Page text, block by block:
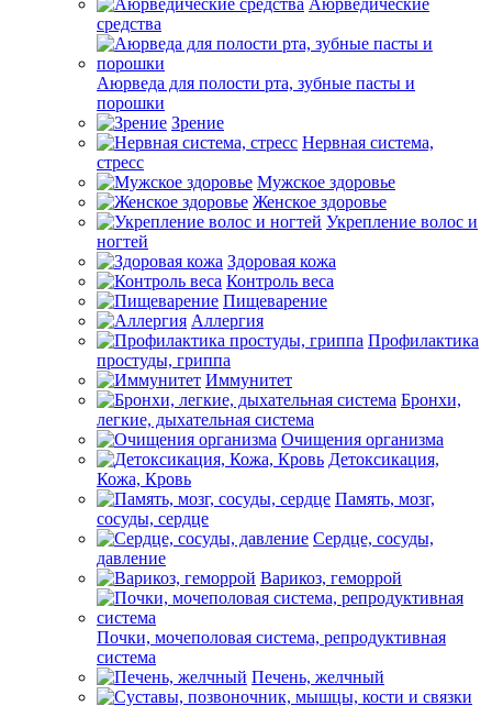
Аюрведические
средства
Аюрведа для полости рта, зубные пасты и
порошки
Зрение
Нервная система,
стресс
Мужское здоровье
Женское здоровье
Укрепление волос и
ногтей
Здоровая кожа
Контроль веса
Пищеварение
Аллергия
Профилактика
простуды, гриппа
Иммунитет
Бронхи,
легкие, дыхательная система
Очищения организма
Детоксикация,
Кожа, Кровь
Память, мозг,
сосуды, сердце
Сердце, сосуды,
давление
Варикоз, геморрой
Почки, мочеполовая система, репродуктивная
система
Печень, желчный